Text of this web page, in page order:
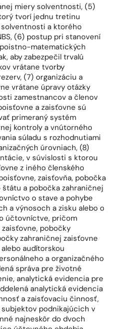
miery solventnosti, (5)
tvorí jednu tretinu
a ktorého
(6) postup pri stanovení
matematických
aby zabezpečil trvalú
vrátane tvorby
(7) organizáciu a
vrátane úpravy otázky
zamestnancov a členov
a zaisťovne sú
primeraný systém
kontroly a vnútorného
súladu s rozhodnutiami
úrovniach, (8)
v súvislosti s ktorou
z iného členského
zaisťovňa, pobočka
a pobočka zahraničnej
o stave a pohybe
a výnosoch a zisku alebo o
účtovníctve, pričom
pobočky
zahraničnej zaisťovne
audítorskou
a organizačného
správa pre životné
analytická evidencia pre
analytická evidencia
a zaisťovaciu činnosť,
podnikajúcich v
najneskôr do dvoch